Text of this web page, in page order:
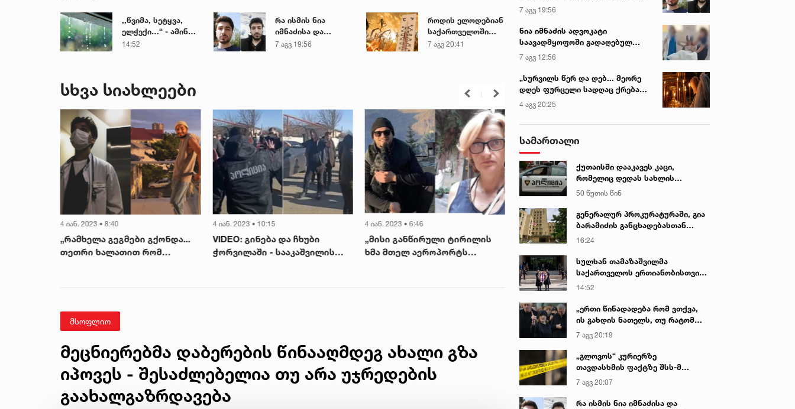
,,წვიმა, სეტყვა,
ელჭექი…“ - ამინდი
უარესდება
14:52
რა ისმის ნია
იმნაძისა და
მამამისის ფარული
7 აგვ 19:56
როდის ელოდებიან
საქართველოში
+40-გრადუსიან
7 აგვ 20:41
სხვა სიახლეები
4 იან. 2023 • 8:40
„რამხელა გეგმები გქონდა...
თეთრი ხალათით რომ
4 იან. 2023 • 10:15
VIDEO: გინება და ჩხუბი
ჭორვილაში - სააკაშვილის
4 იან. 2023 • 6:46
„მისი განწირული ტირილის
ხმა მთელ აეროპორტს
4 იან. 2023 • 8:40
„რამხელა გეგმები გქონდა...
დაფრიალებდი...!“ - 20 წლის
ბიჭს მეგობრები გლოვობენ
4 იან. 2023 • 10:15
ადგილობრივები
მსოფლიო
მეცნიერებმა დაბერების წინააღმდეგ ახალი გზა
იპოვეს - შესაძლებელია თუ არა უჯრედების
გაახალგაზრდავება
- გიგა ავალიანის მკვლელობის
საქმე
7 აგვ 19:56
ნია იმნაძის ადვოკატი
საავადმყოფოში გადაღებულ
კადრებს ავრცელებს
7 აგვ 12:56
„სურვილს წერ და დებ... მეორე
დღეს ფურცელი სადღაც ქრება
და სურვილი სრულდება...“ -
სასწაულმოქმედი ტაძარი შიდა
ქართლში
4 აგვ 20:25
სამართალი
ქუთაისში დააკავეს კაცი,
რომელიც დედას სახლის
გადაწვით დაემუქრა
50 წუთის წინ
გენერალურ პროკურატურაში, გია
ბარამიძის განცხადებასთან
დაკავშირებით დაწყებული
ვეტერანები გამოიკითხა - რა
არის ამ დროისთვის ცნობილი
16:24
სულხან თამაზაშვილმა
საქართველოს ერთიანობისთვის
დაღუპული პოლიციელების
14:52
„ერთი წინადადება რომ ვთქვა,
ის გახდის ნათელს, თუ რატომ
იყო ნია იმნაძე წამქეზებელი...“ -
გიგა ავალიანის დედა
7 აგვ 20:19
„გლოვოს“ კურიერზე
თავდასხმის ფაქტზე შსს-მ
გამოძიება დაიწყო
7 აგვ 20:07
რა ისმის ნია იმნაძისა და